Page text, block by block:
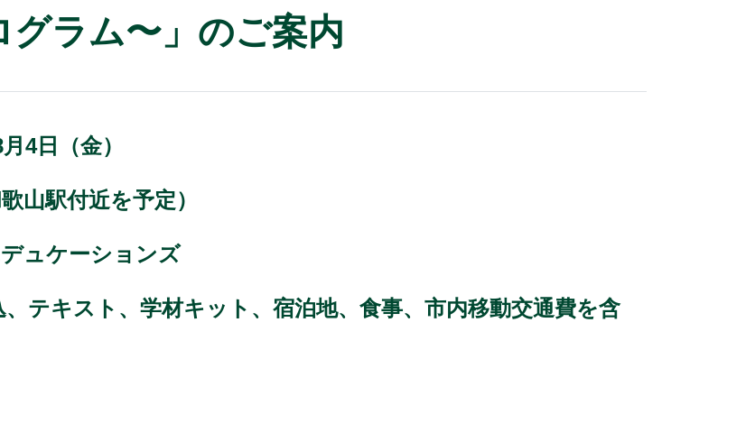
ラム〜」のご案内
4日（金）
山駅付近を予定）
ュケーションズ
テキスト、学材キット、宿泊地、食事、市内移動交通費を含